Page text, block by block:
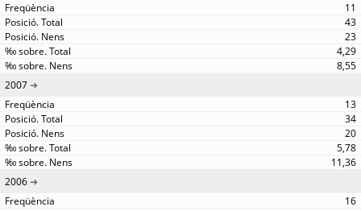
11
43
23
4,29
8,55
2007
13
34
20
5,78
11,36
2006
16